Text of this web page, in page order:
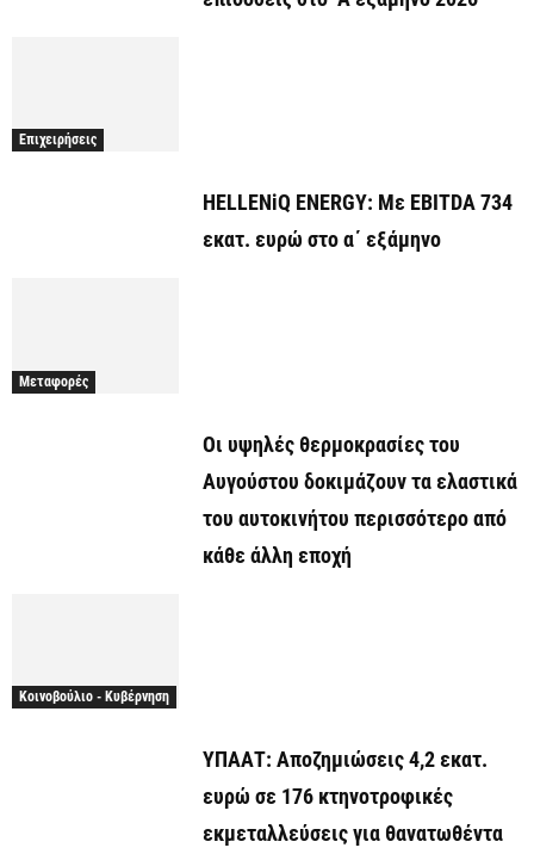
Επιχειρήσεις
HELLENiQ ENERGY: Με EBITDA 734
εκατ. ευρώ στο α΄ εξάμηνο
Μεταφορές
Οι υψηλές θερμοκρασίες του
Αυγούστου δοκιμάζουν τα ελαστικά
του αυτοκινήτου περισσότερο από
κάθε άλλη εποχή
Κοινοβούλιο - Κυβέρνηση
ΥΠΑΑΤ: Αποζημιώσεις 4,2 εκατ.
ευρώ σε 176 κτηνοτροφικές
εκμεταλλεύσεις για θανατωθέντα